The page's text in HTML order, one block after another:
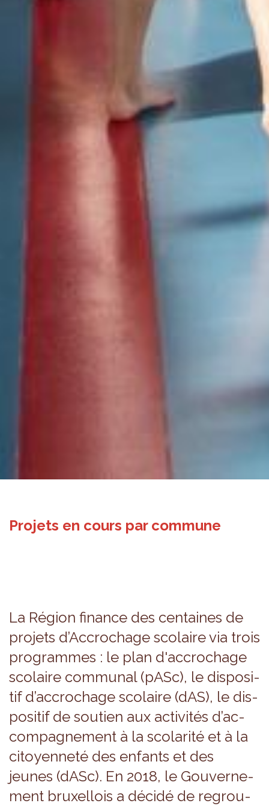
Projets en cours par commune
La Région finance des cen­taines de
pro­jets d’Ac­cro­chage sco­laire via trois
pro­grammes : le plan d'ac­cro­chage
sco­laire com­mu­nal (pASc), le dis­po­si­
tif d’ac­cro­chage sco­laire (dAS), le dis­
po­si­tif de sou­tien aux acti­vi­tés d’ac­
com­pa­gne­ment à la sco­la­rité et à la
citoyen­neté des enfants et des
jeunes (dASc). En 2018, le Gou­ver­ne­
ment bruxel­lois a décidé de regrou­